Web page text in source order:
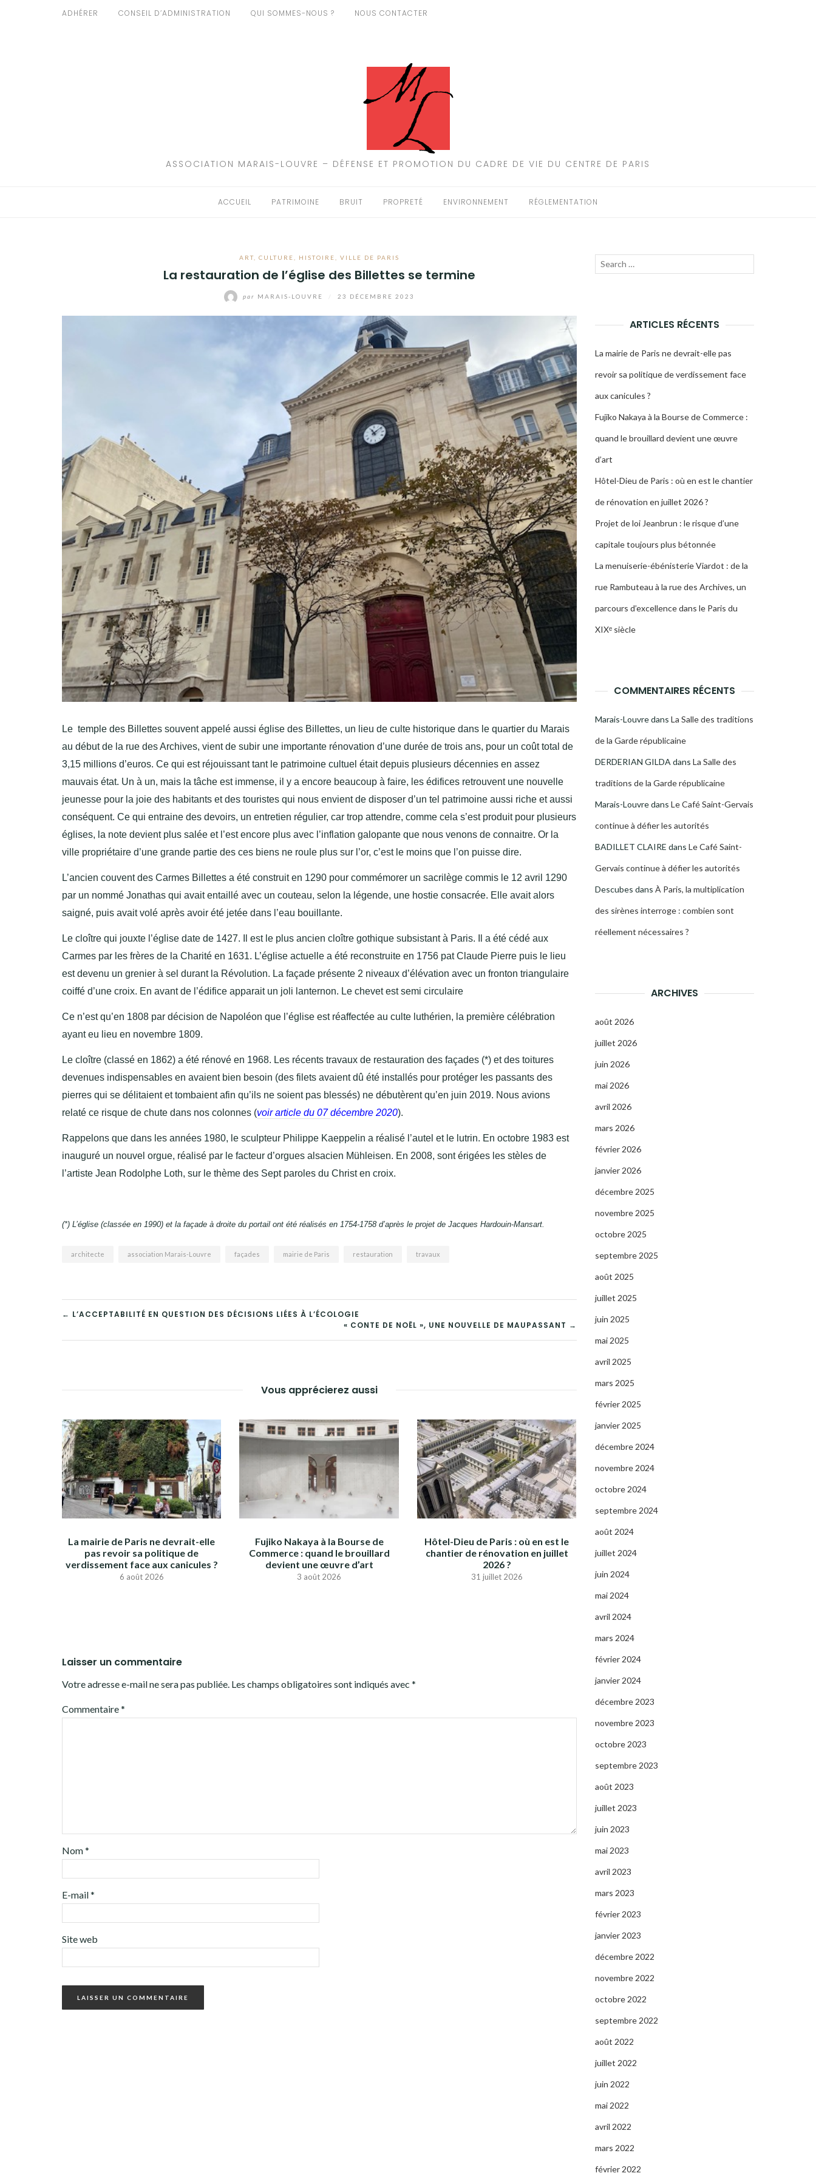
ADHÉRER CONSEIL D’ADMINISTRATION QUI SOMMES-NOUS ? NOUS CONTACTER
ASSOCIATION MARAIS-LOUVRE – DÉFENSE ET PROMOTION DU CADRE DE VIE DU CENTRE DE PARIS
ACCUEIL PATRIMOINE BRUIT PROPRETÉ ENVIRONNEMENT RÉGLEMENTATION
ART, CULTURE HISTOIRE VILLE DE PARIS
La restauration de l’église des Billettes se termine
par MARAIS-LOUVRE 23 DÉCEMBRE 2023
Le temple des Billettes souvent appelé aussi église des Billettes, un lieu de culte historique dans le quartier du Marais
au début de la rue des Archives, vient de subir une importante rénovation d’une durée de trois ans, pour un coût total de
3,15 millions d’euros. Ce qui est réjouissant tant le patrimoine cultuel était depuis plusieurs décennies en assez
mauvais état. Un à un, mais la tâche est immense, il y a encore beaucoup à faire, les édifices retrouvent une nouvelle
jeunesse pour la joie des habitants et des touristes qui nous envient de disposer d’un tel patrimoine aussi riche et aussi
conséquent. Ce qui entraine des devoirs, un entretien régulier, car trop attendre, comme cela s’est produit pour plusieurs
églises, la note devient plus salée et l’est encore plus avec l’inflation galopante que nous venons de connaitre. Or la
ville propriétaire d’une grande partie des ces biens ne roule plus sur l’or, c’est le moins que l’on puisse dire.
L’ancien couvent des Carmes Billettes a été construit en 1290 pour commémorer un sacrilège commis le 12 avril 1290
par un nommé Jonathas qui avait entaillé avec un couteau, selon la légende, une hostie consacrée. Elle avait alors
saigné, puis avait volé après avoir été jetée dans l’eau bouillante.
Le cloître qui jouxte l’église date de 1427. Il est le plus ancien cloître gothique subsistant à Paris. Il a été cédé aux
Carmes par les frères de la Charité en 1631. L’église actuelle a été reconstruite en 1756 pat Claude Pierre puis le lieu
est devenu un grenier à sel durant la Révolution. La façade présente 2 niveaux d’élévation avec un fronton triangulaire
coiffé d’une croix. En avant de l’édifice apparait un joli lanternon. Le chevet est semi circulaire
Ce n’est qu’en 1808 par décision de Napoléon que l’église est réaffectée au culte luthérien, la première célébration
ayant eu lieu en novembre 1809.
Le cloître (classé en 1862) a été rénové en 1968. Les récents travaux de restauration des façades (*) et des toitures
devenues indispensables en avaientbien besoin (des filets avaient dû été installés pour protéger les passants des
pierres qui se délitaient et tombaient afin qu’ils ne soient pas blessés) ne débutèrent qu’en juin 2019. Nous avions
relaté ce risque de chute dans nos colonnes (voir article du 07décembre 2020).
Rappelons que dans les années 1980, le sculpteur Philippe Kaeppelin a réalisé l’autel et le lutrin. En octobre 1983 est
inauguré un nouvel orgue, réalisé par le facteur d’orgues alsacien Mühleisen. En 2008, sont érigées les stèles de
l’artiste Jean Rodolphe Loth, sur le thème des Sept paroles du Christ en croix.
(*) L’église (classée en 1990) et la façade à droite du portail ont été réalisés en 1754-1758 d’après le projet de Jacques Hardouin-Mansart.
architecte association Marais-Louvre façades mairie de Paris restauration travaux
NAVIGATION
DE
← L’ACCEPTABILITÉ EN QUESTION DES DÉCISIONS LIÉES À L’ÉCOLOGIE
« CONTE DE NOËL », UNE NOUVELLE DE MAUPASSANT →
Vous apprécierez aussi
La mairie de Paris ne devrait-elle
pas revoir sa politique de
verdissement face aux canicules ?
6 août 2026
Fujiko Nakaya à la Bourse de
Commerce : quand le brouillard
devient une œuvre d’art
3 août 2026
Hôtel-Dieu de Paris : où en est le
chantier de rénovation en juillet
2026 ?
31 juillet 2026
Laisser un commentaire
Votre adresse e-mail ne sera pas publiée. Les champs obligatoires sont indiqués avec *
Commentaire*
Nom*
E-mail*
Site web
Recherche
ARTICLES RÉCENTS
La mairie de Paris ne devrait-elle pas
revoir sa politique de verdissement face
aux canicules ?
Fujiko Nakaya à la Bourse de Commerce :
quand le brouillard devient une œuvre
d’art
Hôtel-Dieu de Paris : où en est le chantier
de rénovation en juillet 2026 ?
Projet de loi Jeanbrun : le risque d’une
capitale toujours plus bétonnée
La menuiserie-ébénisterie Viardot : de la
rue Rambuteau à la rue des Archives, un
parcours d’excellence dans le Paris du
XIXᵉ siècle
COMMENTAIRES RÉCENTS
Marais-Louvredans La Salle des traditions
de la Garde républicaine
DERDERIAN GILDA dans La Salle des
traditions de la Garde républicaine
Marais-Louvredans Le Café Saint-Gervais
continue à défier les autorités
BADILLET CLAIRE dans Le Café Saint-
Gervais continue à défier les autorités
Descubes dans À Paris, la multiplication
des sirènes interroge : combien sont
réellement nécessaires ?
ARCHIVES
août 2026
juillet 2026
juin 2026
mai 2026
avril 2026
mars 2026
février 2026
janvier 2026
décembre 2025
novembre 2025
octobre 2025
septembre 2025
août 2025
juillet 2025
juin 2025
mai 2025
avril 2025
mars 2025
février 2025
janvier 2025
décembre 2024
novembre 2024
octobre 2024
septembre 2024
août 2024
juillet 2024
juin 2024
mai 2024
avril 2024
mars 2024
février 2024
janvier 2024
décembre 2023
novembre 2023
octobre 2023
septembre 2023
août 2023
juillet 2023
juin 2023
mai 2023
avril 2023
mars 2023
février 2023
janvier 2023
décembre 2022
novembre 2022
octobre 2022
septembre 2022
août 2022
juillet 2022
juin 2022
mai 2022
avril 2022
mars 2022
février 2022